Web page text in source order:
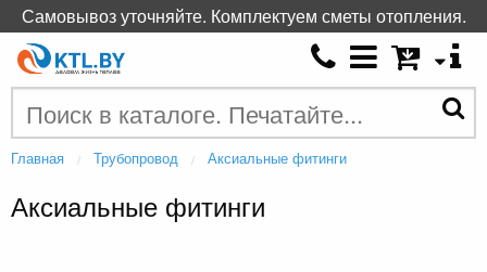
Главная Трубопровод Аксиальные фитинги
Аксиальные фитинги
Самовывоз уточняйте. Комплектуем сметы отопления.